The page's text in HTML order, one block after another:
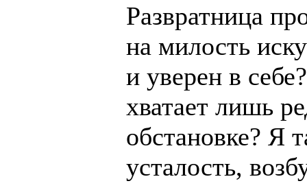
Развратница
на милость
и уверен в
хватает лишь
обстановке? Я
усталость,